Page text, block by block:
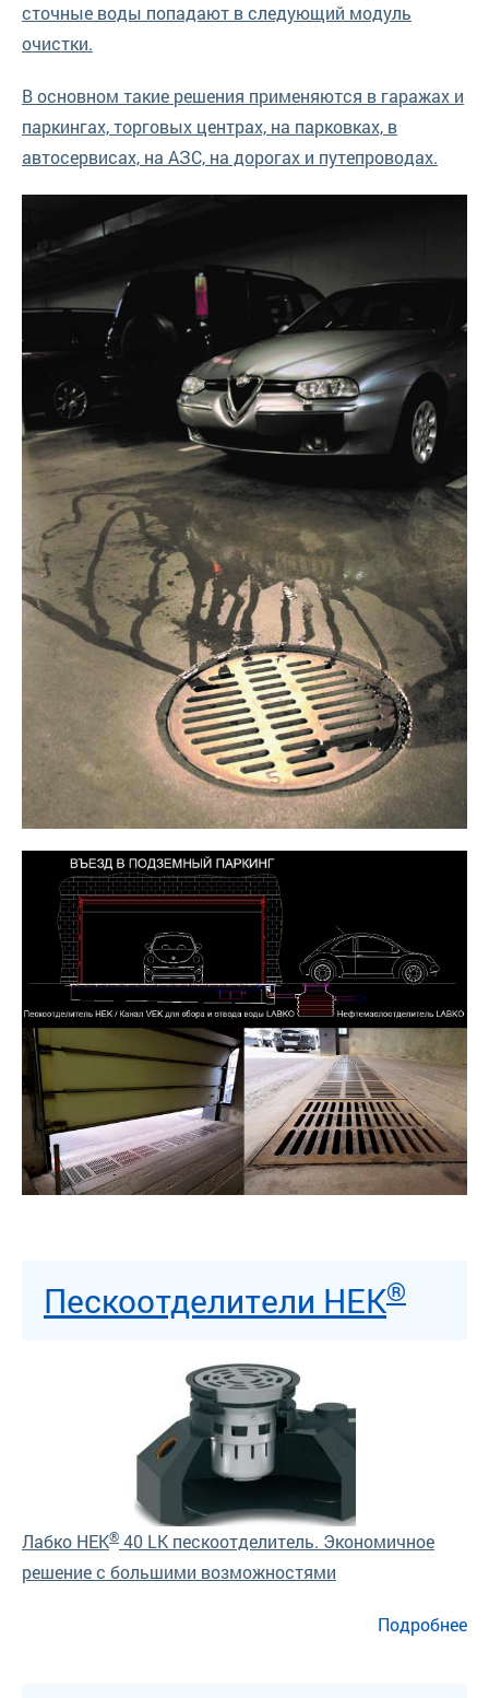
сточные воды попадают в следующий модуль
очистки.
В основном такие решения применяются в гаражах и
паркингах, торговых центрах, на парковках, в
автосервисах, на АЗС, на дорогах и путепроводах.
Пескоотделители HEK®
Лабко HEK® 40 LK пескоотделитель. Экономичное
решение с большими возможностями​
Подробнее